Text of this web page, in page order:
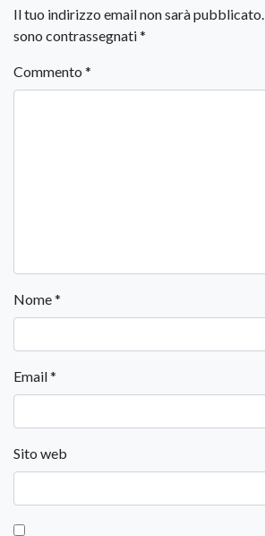
Il tuo indirizzo email non sarà pubblicato.
sono contrassegnati*
Commento *
Nome*
Email*
Sito web